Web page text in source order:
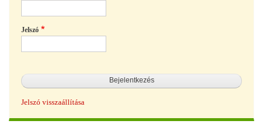
Jelszó
Jelszó visszaállítása